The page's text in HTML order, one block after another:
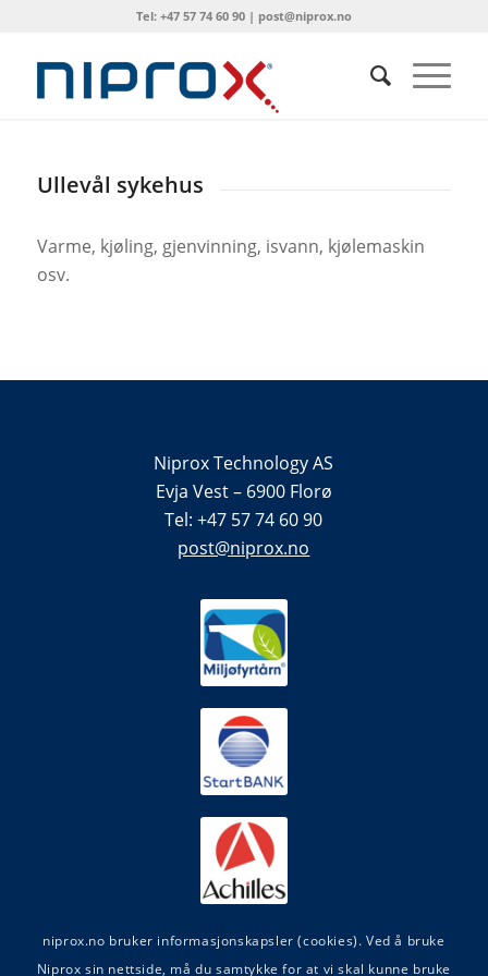
Tel: +47 57 74 60 90 | post@niprox.no
Ullevål sykehus
Varme, kjøling, gjenvinning, isvann, kjølemaskin
osv.
Niprox Technology AS
Evja Vest – 6900 Florø
Tel: +47 57 74 60 90
post@niprox.no
niprox.no bruker informasjonskapsler (cookies). Ved å bruke
Niprox sin nettside, må du samtykke for at vi skal kunne bruke